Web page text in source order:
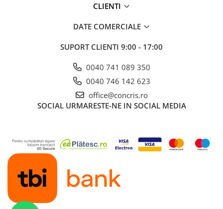
CLIENTI
DATE COMERCIALE
SUPORT CLIENTI 9:00 - 17:00
0040 741 089 350
0040 746 142 623
office@concris.ro
SOCIAL URMARESTE-NE IN SOCIAL MEDIA